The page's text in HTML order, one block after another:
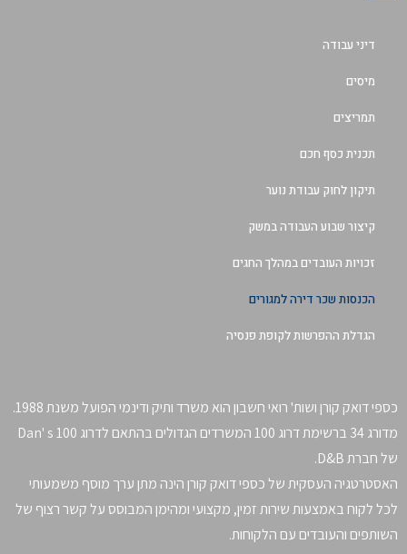
דיני עבודה
מיסים
תמריצים
תכנית כסף חכם
תיקון לחוק עבודת נוער
קיצור שבוע העבודה במשק
זכויות העובדים במהלך החגים
הכנסות שכר דירה למגורים
הגדלת ההפרשות לקופת פנסיה
כספי דואק קורן ושות' רואי חשבון הוא משרד ותיק ודינמי הפועל משנת 1988.
מדורג 34 ברשימת דרוג 100 המשרדים הגדולים בהתאם לדרוג Dan' s 100
של חברת D&B.
האסטרטגיה העסקית של כספי דואק קורן הינה מתן ערך מוסף משמעותי
לכל לקוח באמצעות שירות זמין, מקצועי ומהימן המבוסס על קשר רצוף של
השותפים והעובדים עם הלקוחות.